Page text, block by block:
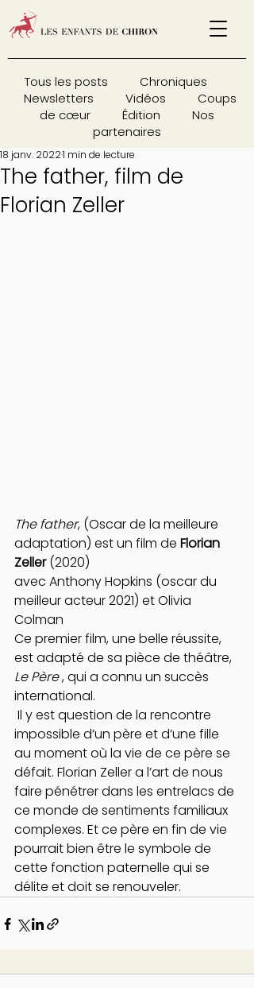
Tous les posts
Chroniques
Newsletters
Vidéos
Coups
de cœur
Édition
Nos
partenaires
The father, film de
Florian Zeller
18 janv. 20221 min de lecture
The father, (Oscar de la meilleure
adaptation) est un film de Florian
Zeller (2020)
avec Anthony Hopkins (oscar du
meilleur acteur 2021) et Olivia
Colman
Ce premier film, une belle réussite,
est adapté de sa pièce de théâtre,
Le Père , qui a connu un succès
international.
impossible d’un père et d’une fille
au moment où la vie de ce père se
défait. Florian Zeller a l’art de nous
faire pénétrer dans les entrelacs de
ce monde de sentiments familiaux
complexes. Et ce père en fin de vie
pourrait bien être le symbole de
cette fonction paternelle qui se
délite et doit se renouveler.